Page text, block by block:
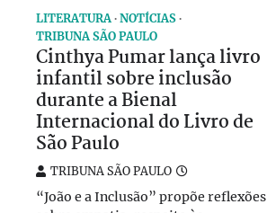
LITERATURA NOTÍCIAS
TRIBUNA SÃO PAULO
Cinthya Pumar lança livro
infantil sobre inclusão
durante a Bienal
Internacional do Livro de
São Paulo
TRIBUNA SÃO PAULO
“João e a Inclusão” propõe reflexões